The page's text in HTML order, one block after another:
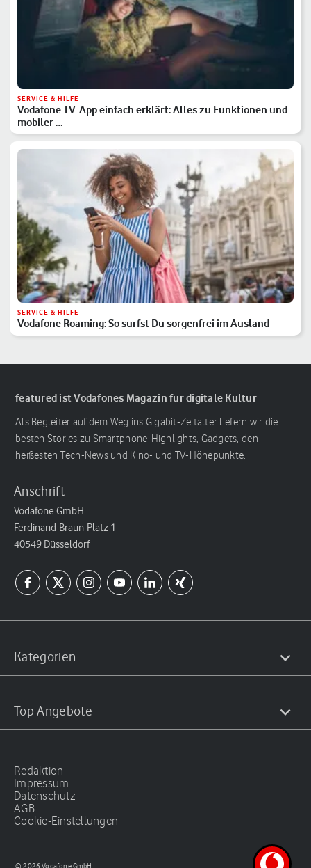
SERVICE & HILFE
Vodafone TV-App einfach erklärt: Alles zu Funktionen und
mobiler …
SERVICE & HILFE
Vodafone Roaming: So surfst Du sorgenfrei im Ausland
featured ist Vodafones Magazin für digitale Kultur
Als Begleiter auf dem Weg ins Gigabit-Zeitalter liefern wir die
besten Stories zu Smartphone-Highlights, Gadgets, den
heißesten Tech-News und Kino- und TV-Höhepunkte.
Anschrift
Vodafone GmbH
Ferdinand-Braun-Platz 1
40549 Düsseldorf
Kategorien
Top Angebote
Redaktion
Impressum
Datenschutz
AGB
Cookie-Einstellungen
© 2026 Vodafone GmbH